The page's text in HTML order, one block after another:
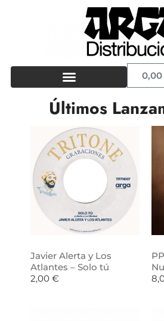
Últimos
Javier Alerta y Los
Atlantes – Solo tú
2,00 €